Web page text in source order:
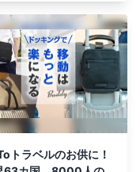
トラベルのお供に！